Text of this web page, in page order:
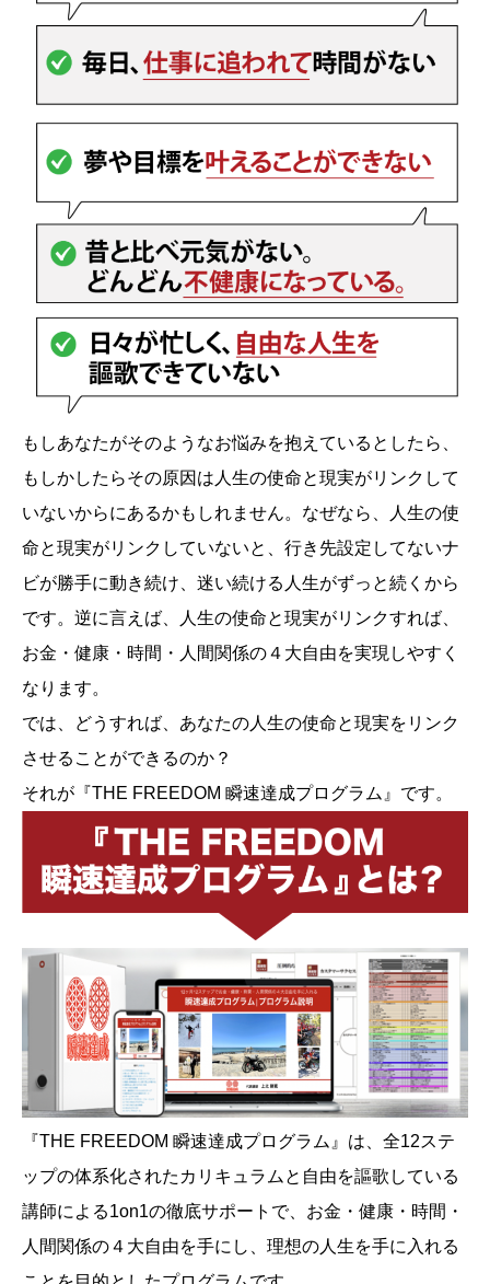
もしあなたがそのようなお悩みを抱えているとしたら、
もしかしたらその原因は人生の使命と現実がリンクして
いないからにあるかもしれません。なぜなら、人生の使
命と現実がリンクしていないと、行き先設定してないナ
ビが勝手に動き続け、迷い続ける人生がずっと続くから
です。逆に言えば、人生の使命と現実がリンクすれば、
お金・健康・時間・人間関係の４大自由を実現しやすく
なります。
では、どうすれば、あなたの人生の使命と現実をリンク
させることができるのか？
それが『THE FREEDOM 瞬速達成プログラム』です。
『THE FREEDOM 瞬速達成プログラム』は、全12ステ
ップの体系化されたカリキュラムと自由を謳歌している
講師による1on1の徹底サポートで、お金・健康・時間・
人間関係の４大自由を手にし、理想の人生を手に入れる